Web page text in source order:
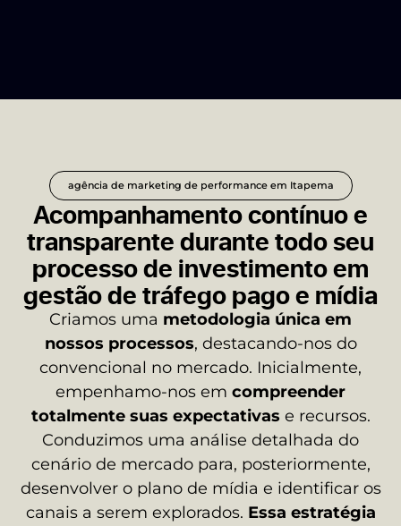
agência de marketing de performance em Itapema
Acompanhamento contínuo e
transparente durante todo seu
processo de investimento em
gestão de tráfego pago e mídia
Criamos uma metodologia única em
nossos processos, destacando-nos do
convencional no mercado. Inicialmente,
empenhamo-nos em compreender
totalmente suas expectativas e recursos.
Conduzimos uma análise detalhada do
cenário de mercado para, posteriormente,
desenvolver o plano de mídia e identificar os
canais a serem explorados. Essa estratégia